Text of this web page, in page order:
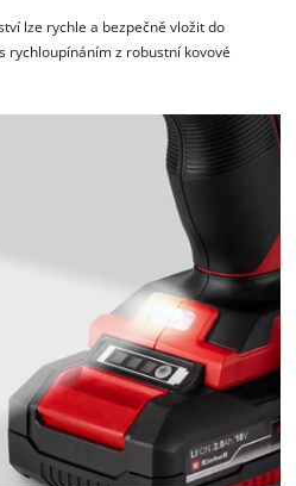
lze rychle a bezpečně vložit do
rychloupínáním z robustní kovové